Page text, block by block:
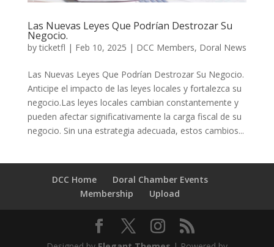
Las Nuevas Leyes Que Podrían Destrozar Su
Negocio.
byticketfl | Feb 10, 2025 | DCC Members, Doral News
Las Nuevas Leyes Que Podrían Destrozar Su Negocio.
Anticipe el impacto de las leyes locales y fortalezca su
negocio.Las leyes locales cambian constantemente y
pueden afectar significativamente la carga fiscal de su
negocio. Sin una estrategia adecuada, estos cambios...
DCC Home
Doral Chamber Events
Membership
Upload